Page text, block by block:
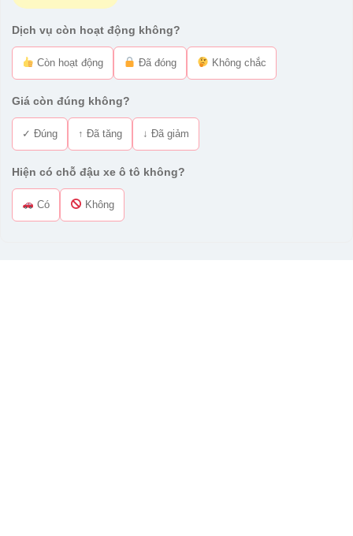
Dịch vụ còn hoạt động không?
Còn hoạt động Đã đóng Không chắc
Giá còn đúng không?
✓ Đúng ↑ Đã tăng ↓ Đã giảm
Hiện có chỗ đậu xe ô tô không?
Có Không